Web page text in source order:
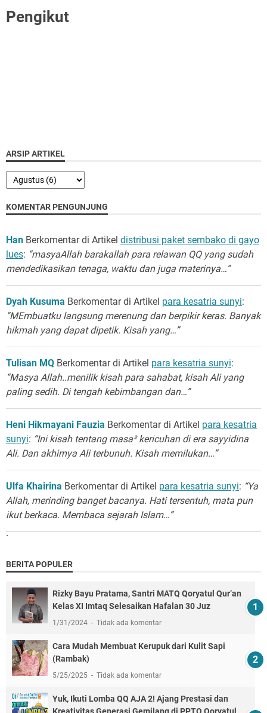
Pengikut
ARSIP ARTIKEL
KOMENTAR PENGUNJUNG
Han Berkomentar di Artikel distribusi paket sembako di gayo
lues: “masyaAllah barakallah para relawan QQ yang sudah
mendedikasikan tenaga, waktu dan juga materinya…”
Dyah Kusuma Berkomentar di Artikel para kesatria sunyi:
“MEmbuatku langsung merenung dan berpikir keras. Banyak
hikmah yang dapat dipetik. Kisah yang…”
Tulisan MQ Berkomentar di Artikel para kesatria sunyi:
“Masya Allah..menilik kisah para sahabat, kisah Ali yang
paling sedih. Di tengah kebimbangan dan…”
Heni Hikmayani Fauzia Berkomentar di Artikel para kesatria
sunyi: “Ini kisah tentang masa² kericuhan di era sayyidina
Ali. Dan akhirnya Ali terbunuh. Kisah memilukan…”
Ulfa Khairina Berkomentar di Artikel para kesatria sunyi: “Ya
Allah, merinding banget bacanya. Hati tersentuh, mata pun
ikut berkaca. Membaca sejarah Islam…”
`
BERITA POPULER
Rizky Bayu Pratama, Santri MATQ Qoryatul Qur’an
Kelas XI Imtaq Selesaikan Hafalan 30 Juz
1/31/2024 Tidak ada komentar
Cara Mudah Membuat Kerupuk dari Kulit Sapi
(Rambak)
5/25/2025 Tidak ada komentar
Yuk, Ikuti Lomba QQ AJA 2! Ajang Prestasi dan
Kreativitas Generasi Gemilang di PPTQ Qoryatul